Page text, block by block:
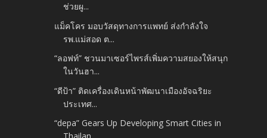
ช่วยผู...
แม็คโคร มอบวัสดุทางการแพทย์ ส่งกำลังใจ
รพ.แม่สอด ต...
“ลอฟท์” ชวนมาเซอร์ไพรส์เพิ่มความสยองให้สนุก
ในวันฮา...
“ดีป้า” ติดเครื่องเดินหน้าพัฒนาเมืองอัจฉริยะ
ประเทศ...
“depa” Gears Up Developing Smart Cities in